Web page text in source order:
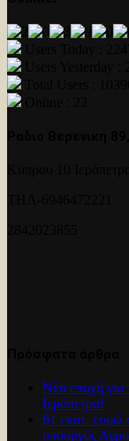
Νέα εποχή
Ιεράπετρα!
61 εκατ. ευρώ
υπουργός